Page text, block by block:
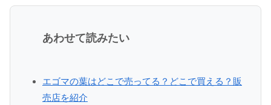
あわせて読みたい
エゴマの葉はどこで売ってる？どこで買える？販
売店を紹介